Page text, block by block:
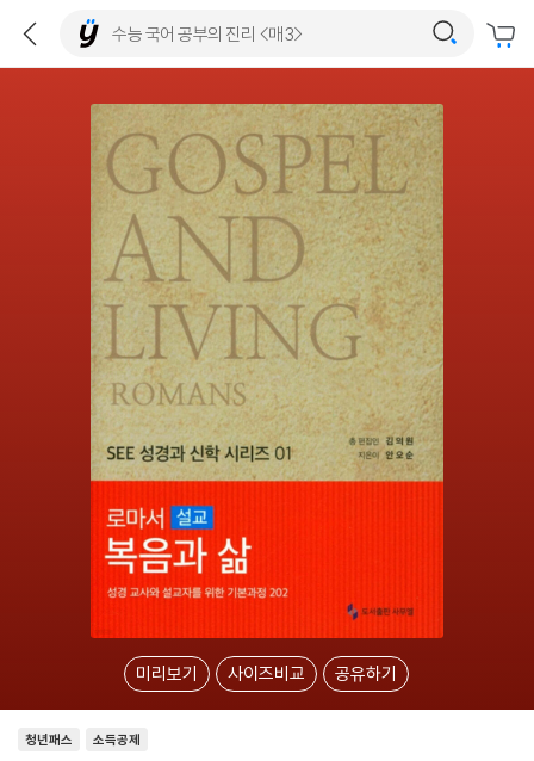
미리보기 사이즈비교 공유하기
소득공제
청년패스